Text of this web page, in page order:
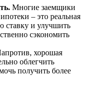
Многие заемщики
– это реальная
ставку и улучшить
сэкономить
хорошая
облегчить
получить более